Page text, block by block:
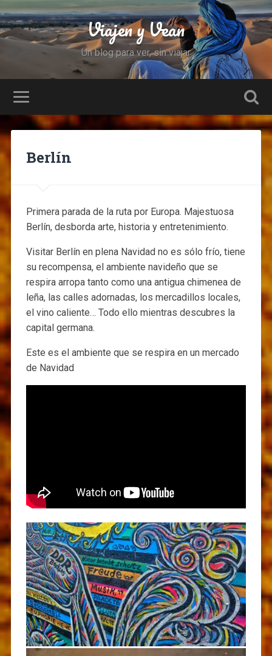
Viajen y Vean
Un blog para ver, sin viajar
Berlín
Primera parada de la ruta por Europa. Majestuosa
Berlín, desborda arte, historia y entretenimiento.
Visitar Berlín en plena Navidad no es sólo frío, tiene
su recompensa, el ambiente navideño que se
respira arropa tanto como una antigua chimenea de
leña, las calles adornadas, los mercadillos locales,
el vino caliente… Todo ello mientras descubres la
capital germana.
Este es el ambiente que se respira en un mercado
de Navidad